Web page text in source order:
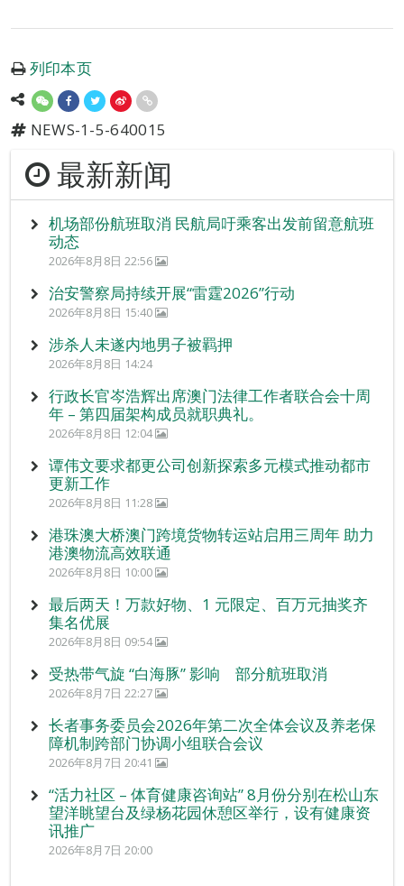
列印本页
NEWS-1-5-640015
最新新闻
机场部份航班取消 民航局吁乘客出发前留意航班
动态
2026年8月8日 22:56
治安警察局持续开展“雷霆2026”行动
2026年8月8日 15:40
涉杀人未遂内地男子被羁押
2026年8月8日 14:24
行政长官岑浩辉出席澳门法律工作者联合会十周
年 – 第四届架构成员就职典礼。
2026年8月8日 12:04
谭伟文要求都更公司创新探索多元模式推动都市
更新工作
2026年8月8日 11:28
港珠澳大桥澳门跨境货物转运站启用三周年 助力
港澳物流高效联通
2026年8月8日 10:00
最后两天！万款好物、1 元限定、百万元抽奖齐
集名优展
2026年8月8日 09:54
受热带气旋 “白海豚” 影响 部分航班取消
2026年8月7日 22:27
长者事务委员会2026年第二次全体会议及养老保
障机制跨部门协调小组联合会议
2026年8月7日 20:41
“活力社区 – 体育健康咨询站” 8月份分别在松山东
望洋眺望台及绿杨花园休憩区举行，设有健康资
讯推广
2026年8月7日 20:00